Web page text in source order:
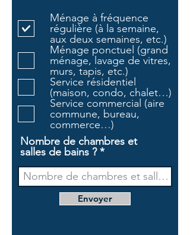
g
a
t
o
i
r
e
Ménage à fréquence
régulière (à la semaine,
aux deux semaines, etc.)
Ménage ponctuel (grand
ménage, lavage de vitres,
murs, tapis, etc.)
Service résidentiel
(maison, condo, chalet…)
Service commercial (aire
commune, bureau,
commerce…)
Nombre de chambres et
salles de bains ?
Envoyer